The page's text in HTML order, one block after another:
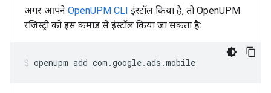
अगर आपने OpenUPM CLI इंस्टॉल किया है, तो OpenUPM
रजिस्ट्री को इस कमांड से इंस्टॉल किया जा सकता है:
openupm add com.google.ads.mobile